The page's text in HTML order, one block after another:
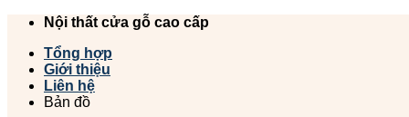
Chuyển
dung
Nội thất cửa gỗ cao cấp
Tổng hợp
Giới thiệu
Liên hệ
Bản đồ